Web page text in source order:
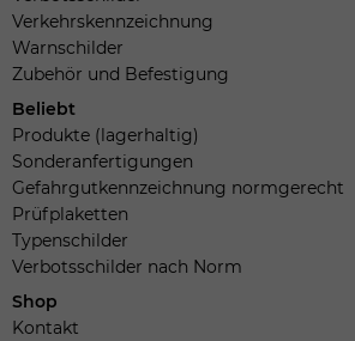
Verkehrskennzeichnung
Warnschilder
Zubehör und Befestigung
Beliebt
Produkte (lagerhaltig)
Sonderanfertigungen
Gefahrgutkennzeichnung normgerecht
Prüfplaketten
Typenschilder
Verbotsschilder nach Norm
Shop
Kontakt